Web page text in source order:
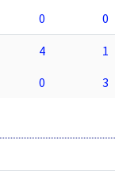
0 0
4
1
0 3